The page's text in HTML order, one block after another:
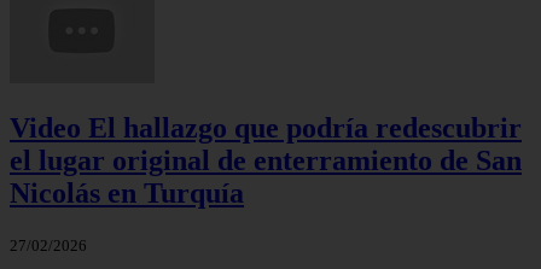
Video El hallazgo que podría redescubrir
el lugar original de enterramiento de San
Nicolás en Turquía
27/02/2026